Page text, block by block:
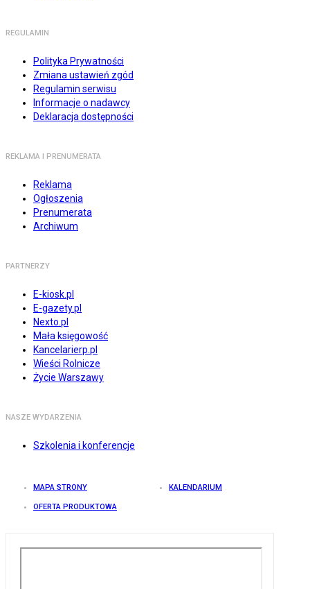
REGULAMIN
Polityka Prywatności
Zmiana ustawień zgód
Regulamin serwisu
Informacje o nadawcy
Deklaracja dostępności
REKLAMA I PRENUMERATA
Reklama
Ogłoszenia
Prenumerata
Archiwum
PARTNERZY
E-kiosk.pl
E-gazety.pl
Nexto.pl
Mała księgowość
Kancelarierp.pl
Wieści Rolnicze
Życie Warszawy
NASZE WYDARZENIA
Szkolenia i konferencje
MAPA STRONY KALENDARIUM
OFERTA PRODUKTOWA